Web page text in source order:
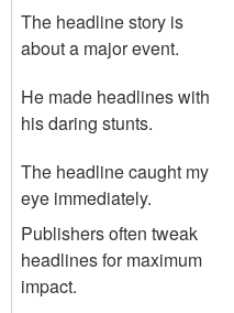
The headline story is
about a major event.
He made headlines with
his daring stunts.
The headline caught my
eye immediately.
Publishers often tweak
headlines for maximum
impact.